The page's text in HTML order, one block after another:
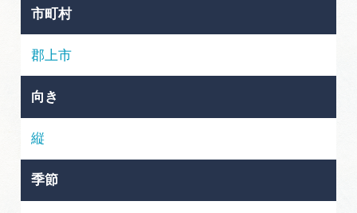
お問い合わせ
運営組織
広告掲載
市町村
郡上市
向き
縦
季節